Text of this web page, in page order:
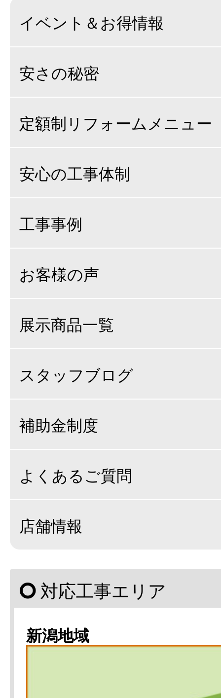
イベント＆お得情報
安さの秘密
定額制リフォームメニュー
安心の工事体制
工事事例
お客様の声
展示商品一覧
スタッフブログ
補助金制度
よくあるご質問
店舗情報
対応工事エリア
新潟地域